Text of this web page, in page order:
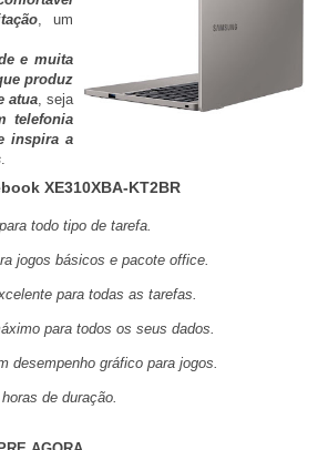
, um
e muita
produz
atua, seja
telefonia
inspira a
.
XE310XBA-KT2BR
todo tipo de tarefa.
jogos básicos e pacote office.
para todas as tarefas.
para todos os seus dados.
desempenho gráfico para jogos.
de duração.